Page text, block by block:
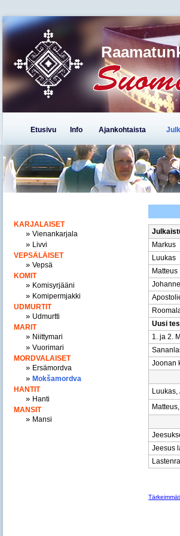
Etusivu Info Ajankohtaista
KARJALAISET
» Vienankarjala
» Livvi
VEPSÄLÄISET
» Vepsä
KOMIT
» Komisyrjääni
» Komipermjakki
UDMURTIT
» Udmurtti
MARIT
» Niittymari
» Vuorimari
MORDVALAISET
» Ersämordva
» Mokšamordva
HANTIT
» Hanti
MANSIT
» Mansi
Markus
Luukas
Matteus
Uusi
1. ja 2.
Joonan
Luukas,
Jeesus